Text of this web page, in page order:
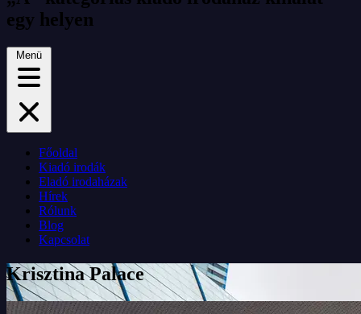
egy helyen
Menü
Főoldal
Kiadó irodák
Eladó irodaházak
Hírek
Rólunk
Blog
Kapcsolat
Krisztina Palace